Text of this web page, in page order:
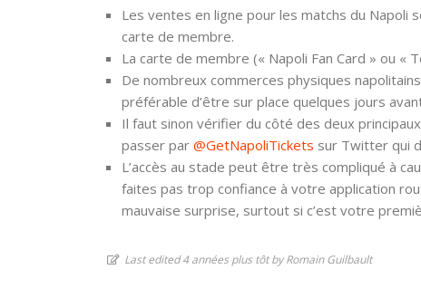
Les ventes en ligne pour les matchs du Napoli
carte de membre.
La carte de membre (« Napoli Fan Card » ou «
De nombreux commerces physiques
préférable d’être sur place quelques jours
Il faut sinon vérifier du côté des deux
passer par @GetNapoliTickets sur Twitter qui
L’accès au stade peut être très compliqué à
faites pas trop confiance à votre application
mauvaise surprise, surtout si c’est votre
Last edited 4 années plus tôt by Romain Guilbault